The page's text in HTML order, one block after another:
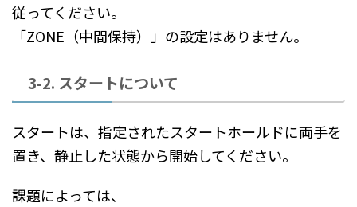
従ってください。
「ZONE（中間保持）」の設定はありません。
3-2. スタートについて
スタートは、指定されたスタートホールドに両手を
置き、静止した状態から開始してください。
課題によっては、